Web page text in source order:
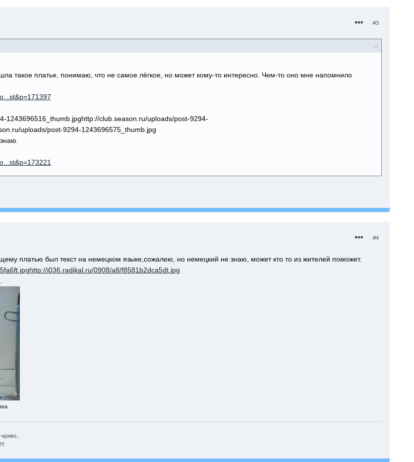
#3
такое платье, понимаю, что не самое лёгкое, но может кому-то интересно. Чем-то оно мне напомнило
1243696516_thumb.jpghttp://club.season.ru/uploads/post-9294-
uploads/post-9294-1243696575_thumb.jpg
#4
платью был текст на немецком языке,сожалею, но немецкий не знаю, может кто то из жителей поможет.
http://i036.radikal.ru/0908/a8/f8581b2dca5dt.jpg